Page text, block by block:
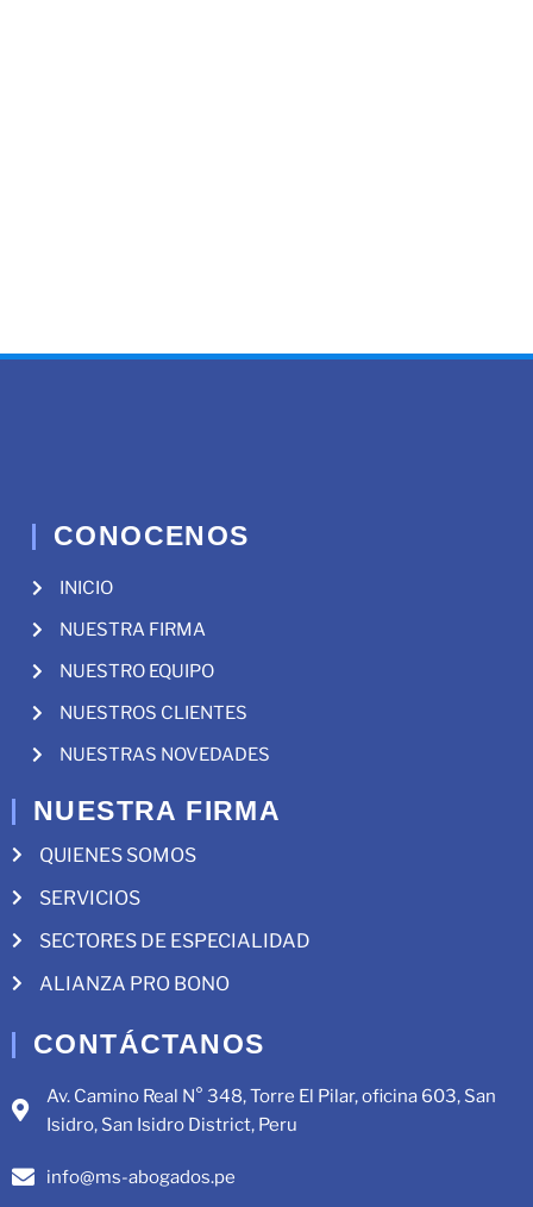
CONOCENOS
INICIO
NUESTRA FIRMA
NUESTRO EQUIPO
NUESTROS CLIENTES
NUESTRAS NOVEDADES
NUESTRA FIRMA
QUIENES SOMOS
SERVICIOS
SECTORES DE ESPECIALIDAD
ALIANZA PRO BONO
CONTÁCTANOS
Av. Camino Real N° 348, Torre El Pilar, oficina 603, San
Isidro, San Isidro District, Peru
info@ms-abogados.pe